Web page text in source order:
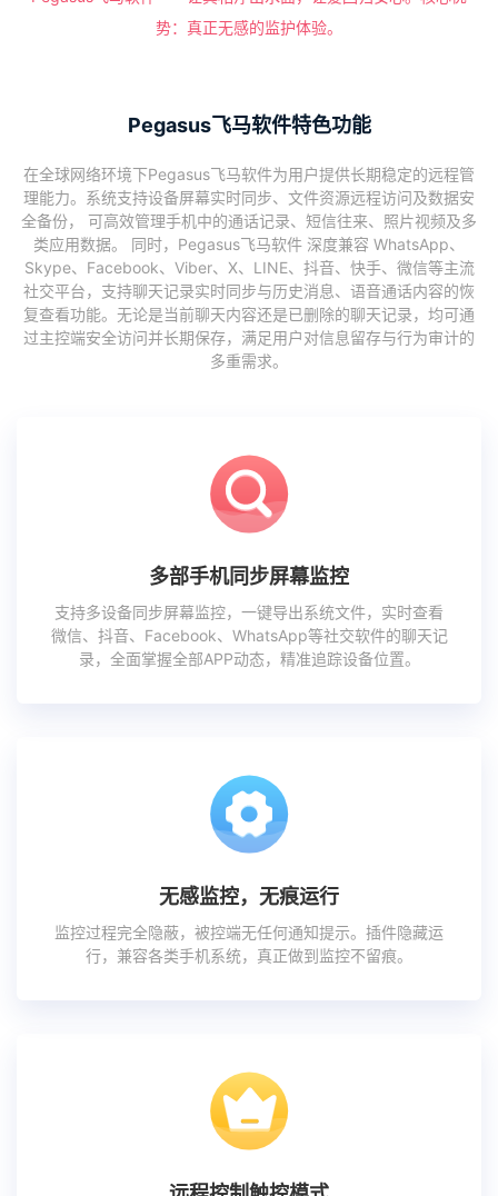
势：真正无感的监护体验。
Pegasus飞马软件特色功能
在全球网络环境下Pegasus飞马软件为用户提供长期稳定的远程管
理能力。系统支持设备屏幕实时同步、文件资源远程访问及数据安
全备份， 可高效管理手机中的通话记录、短信往来、照片视频及多
类应用数据。 同时，Pegasus飞马软件 深度兼容 WhatsApp、
Skype、Facebook、Viber、X、LINE、抖音、快手、微信等主流
社交平台，支持聊天记录实时同步与历史消息、语音通话内容的恢
复查看功能。无论是当前聊天内容还是已删除的聊天记录，均可通
过主控端安全访问并长期保存，满足用户对信息留存与行为审计的
多重需求。
多部手机同步屏幕监控
支持多设备同步屏幕监控，一键导出系统文件，实时查看
微信、抖音、Facebook、WhatsApp等社交软件的聊天记
录，全面掌握全部APP动态，精准追踪设备位置。
无感监控，无痕运行
监控过程完全隐蔽，被控端无任何通知提示。插件隐藏运
行，兼容各类手机系统，真正做到监控不留痕。